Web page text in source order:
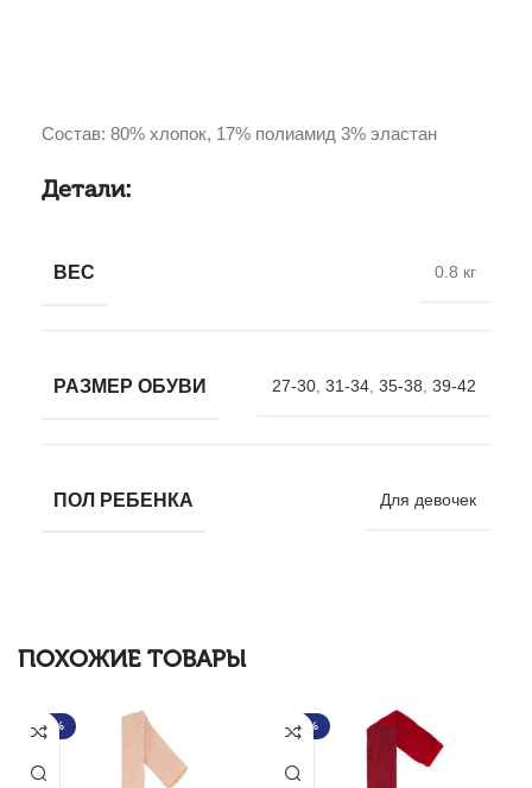
Состав: 80% хлопок, 17% полиамид 3% эластан
Детали:
ВЕС 0.8 кг
РАЗМЕР ОБУВИ 27-30 31-34 35-38 39-42
ПОЛ РЕБЕНКА Для девочек
ПОХОЖИЕ ТОВАРЫ
-30% -30%